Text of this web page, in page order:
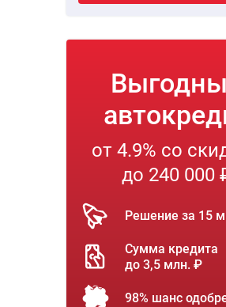
от 4.9% со
до 240 000
Решение за 15
Сумма кредита
до 3,5 млн. ₽
98% шанс